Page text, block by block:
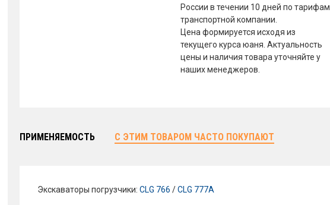
России в течении 10 дней по тарифам
транспортной компании.
Цена формируется исходя из
текущего курса юаня. Актуальность
цены и наличия товара уточняйте у
наших менеджеров.
ПРИМЕНЯЕМОСТЬ С ЭТИМ ТОВАРОМ ЧАСТО ПОКУПАЮТ
Экскаваторы погрузчики: CLG 766 /CLG 777A